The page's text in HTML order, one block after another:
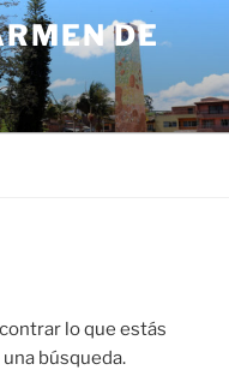
DE
lo que estás
búsqueda.